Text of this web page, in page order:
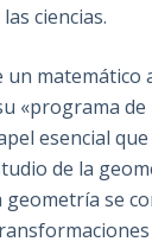
ciencias.
un matemático
«programa de
esencial
de la
geometría se